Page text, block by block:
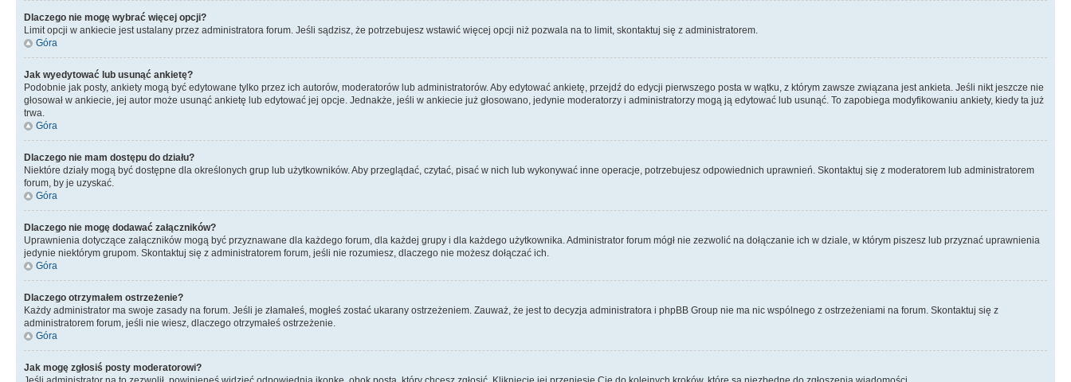
Dlaczego nie mogę wybrać więcej opcji?
Limit opcji w ankiecie jest ustalany przez administratora forum. Jeśli sądzisz, że potrzebujesz wstawić więcej opcji niż pozwala na to limit, skontaktuj się z administratorem.
Góra
Jak wyedytować lub usunąć ankietę?
Podobnie jak posty, ankiety mogą być edytowane tylko przez ich autorów, moderatorów lub administratorów. Aby edytować ankietę, przejdź do edycji pierwszego posta w wątku, z którym zawsze związana jest ankieta. Jeśli nikt jeszcze nie
głosował w ankiecie, jej autor może usunąć ankietę lub edytować jej opcje. Jednakże, jeśli w ankiecie już głosowano, jedynie moderatorzy i administratorzy mogą ją edytować lub usunąć. To zapobiega modyfikowaniu ankiety, kiedy ta już
trwa.
Góra
Dlaczego nie mam dostępu do działu?
Niektóre działy mogą być dostępne dla określonych grup lub użytkowników. Aby przeglądać, czytać, pisać w nich lub wykonywać inne operacje, potrzebujesz odpowiednich uprawnień. Skontaktuj się z moderatorem lub administratorem
forum, by je uzyskać.
Góra
Dlaczego nie mogę dodawać załączników?
Uprawnienia dotyczące załączników mogą być przyznawane dla każdego forum, dla każdej grupy i dla każdego użytkownika. Administrator forum mógł nie zezwolić na dołączanie ich w dziale, w którym piszesz lub przyznać uprawnienia
jedynie niektórym grupom. Skontaktuj się z administratorem forum, jeśli nie rozumiesz, dlaczego nie możesz dołączać ich.
Góra
Dlaczego otrzymałem ostrzeżenie?
Każdy administrator ma swoje zasady na forum. Jeśli je złamałeś, mogłeś zostać ukarany ostrzeżeniem. Zauważ, że jest to decyzja administratora i phpBB Group nie ma nic wspólnego z ostrzeżeniami na forum. Skontaktuj się z
administratorem forum, jeśli nie wiesz, dlaczego otrzymałeś ostrzeżenie.
Góra
Jak mogę zgłosiś posty moderatorowi?